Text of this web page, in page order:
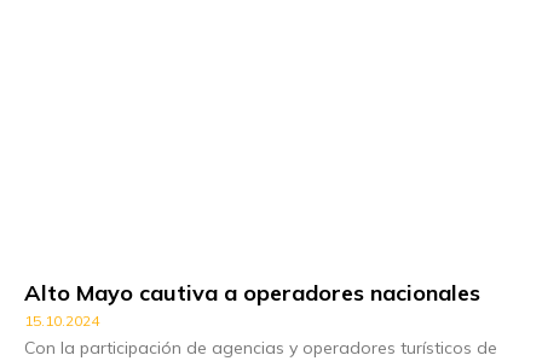
Alto Mayo cautiva a operadores nacionales
15.10.2024
Con la participación de agencias y operadores turísticos de